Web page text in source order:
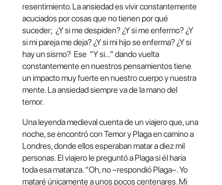
resentimiento. La ansiedad es vivir constantemente
acuciados por cosas que no tienen por qué
suceder; ¿Y si me despiden? ¿Y si me enfermo? ¿Y
si mi pareja me deja? ¿Y si mi hijo se enferma? ¿Y si
hay un sismo? Ese “Y si…” dando vuelta
constantemente en nuestros pensamientos tiene
un impacto muy fuerte en nuestro cuerpo y nuestra
mente. La ansiedad siempre va de la mano del
temor.
Una leyenda medieval cuenta de un viajero que, una
noche, se encontró con Temor y Plaga en camino a
Londres, donde ellos esperaban matar a diez mil
personas. El viajero le preguntó a Plaga si él haría
toda esa matanza. “Oh, no –respondió Plaga–. Yo
mataré únicamente a unos pocos centenares. Mi